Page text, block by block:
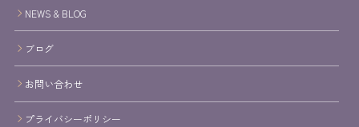
NEWS & BLOG
ブログ
お問い合わせ
プライバシーポリシー